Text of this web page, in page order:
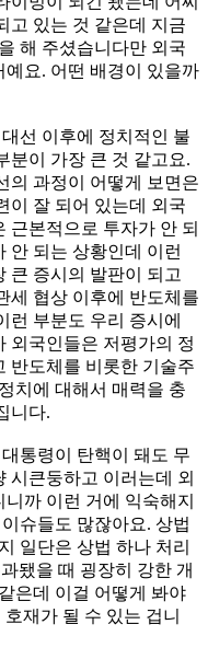
고 있는 것 같은데 지금
해 주셨습니다만 외국
요. 어떤 배경이 있을까
선 이후에 정치적인 불
분이 가장 큰 것 같고요.
의 과정이 어떻게 보면은
이 잘 되어 있는데 외국
근본적으로 투자가 안 되
안 되는 상황인데 이런
큰 증시의 발판이 되고
세 협상 이후에 반도체를
런 부분도 우리 증시에
외국인들은 저평가의 정
반도체를 비롯한 기술주
치에 대해서 매력을 충
니다.
통령이 탄핵이 돼도 무
시큰둥하고 이러는데 외
까 이런 거에 익숙해지
슈들도 많잖아요. 상법
일단은 상법 하나 처리
됐을 때 굉장히 강한 개
은데 이걸 어떻게 봐야
재가 될 수 있는 겁니